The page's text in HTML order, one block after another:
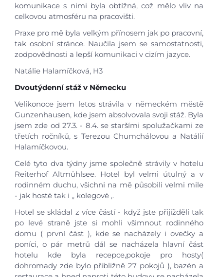
Úvod
Aktuálně
Škola
komunikace s nimi byla obtížná, což mělo vliv na
celkovou atmosféru na pracovišti.
Praxe pro mě byla velkým přínosem jak po pracovní,
tak osobní stránce. Naučila jsem se samostatnosti,
zodpovědnosti a lepší komunikaci v cizím jazyce.
Natálie Halamíčková, H3
Dvoutýdenní stáž v Německu
Velikonoce jsem letos strávila v německém městě
Gunzenhausen, kde jsem absolvovala svoji stáž. Byla
jsem zde od 27.3. - 8.4. se staršími spolužačkami ze
třetích ročníků, s Terezou Chumchálovou a Natálií
Halamíčkovou.
Celé tyto dva týdny jsme společně strávily v hotelu
Reiterhof Altmühlsee. Hotel byl velmi útulný a v
rodinném duchu, všichni na mě působili velmi mile
- jak hosté tak i ,, kolegové ,.
Hotel se skládal z více částí - když jste přijížděli tak
po levé straně jste si mohli všimnout rodinného
domu ( první část ), kde se nacházely i ovečky a
poníci, o pár metrů dál se nacházela hlavní část
hotelu kde byla recepce,pokoje pro hosty(
dohromady zde bylo přibližně 27 pokojů ), bazén a